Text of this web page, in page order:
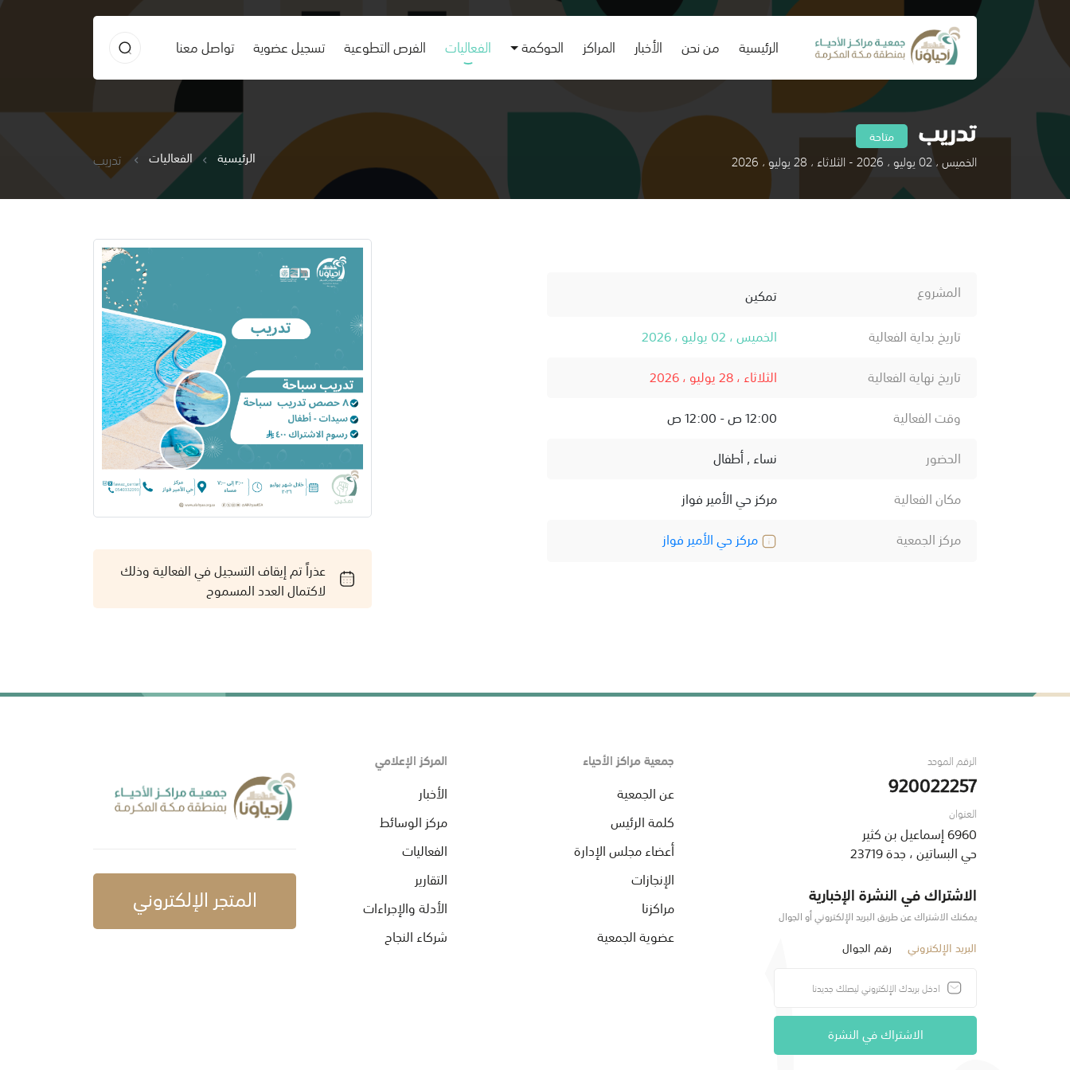
الرئيسية
(current) من نحن الأخبار المراكز الحوكمة الفعاليات الفرص التطوعية تسجيل عضوية تواصل معنا
تدريب متاحة
الخميس ، 02 يوليو ، 2026 - الثلاثاء ، 28 يوليو ، 2026 الرئيسية الفعاليات تدريب
المشروع
تمكين
تاريخ بداية الفعالية
الخميس ، 02 يوليو ، 2026
تاريخ نهاية الفعالية
الثلاثاء ، 28 يوليو ، 2026
وقت الفعالية
12:00 ص - 12:00 ص
الحضور
نساء , أطفال
مكان الفعالية
مركز حي الأمير فواز
مركز الجمعية
مركز حي الأمير فواز
عذراً تم إيقاف التسجيل في الفعالية وذلك
لاكتمال العدد المسموح
الرقم الموحد
920022257
العنوان
6960 إسماعيل بن كثير
حي البساتين ، جدة 23719
الاشتراك في النشرة الإخبارية
يمكنك الاشتراك عن طريق البريد الإلكتروني أو الجوال
البريد الإلكتروني رقم الجوال
الاشتراك في النشرة
جمعية مراكز الأحياء
عن الجمعية
كلمة الرئيس
أعضاء مجلس الإدارة
الإنجازات
مراكزنا
عضوية الجمعية
المركز الإعلامي
الأخبار
مركز الوسائط
الفعاليات
التقارير
الأدلة والإجراءات
شركاء النجاح
المتجر الإلكتروني